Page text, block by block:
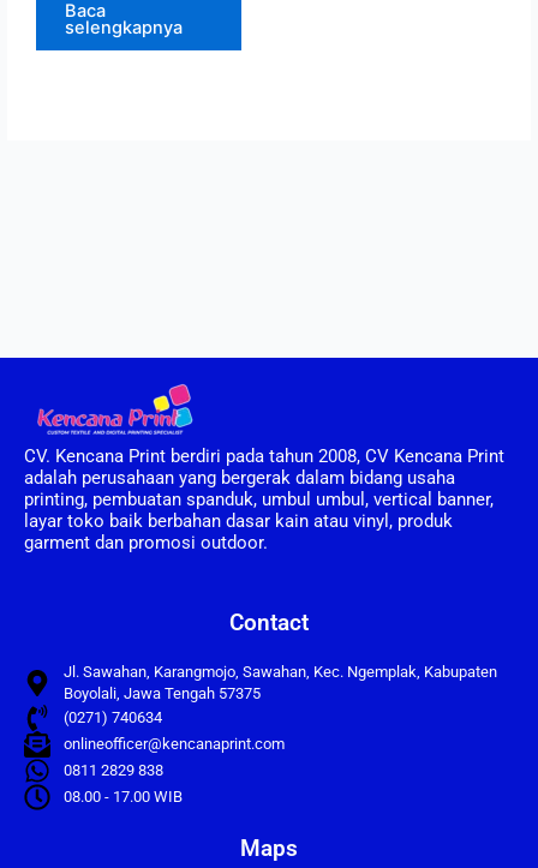
Baca
selengkapnya
CV. Kencana Print berdiri pada tahun 2008, CV Kencana Print
adalah perusahaan yang bergerak dalam bidang usaha
printing, pembuatan spanduk, umbul umbul, vertical banner,
layar toko baik berbahan dasar kain atau vinyl, produk
garment dan promosi outdoor.
Contact
Jl. Sawahan, Karangmojo, Sawahan, Kec. Ngemplak, Kabupaten
Boyolali, Jawa Tengah 57375
(0271) 740634
onlineofficer@kencanaprint.com
0811 2829 838
08.00 - 17.00 WIB
Maps